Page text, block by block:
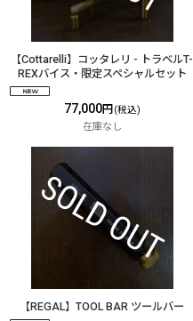
【Cottarelli】コッタレリ - トラベルT-
REXバイス・限定スペシャルセット
77,000円 (税込)
在庫なし
【REGAL】TOOL BAR ツールバー